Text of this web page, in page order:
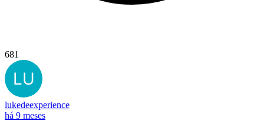
681
lukedeexperience
há 9 meses